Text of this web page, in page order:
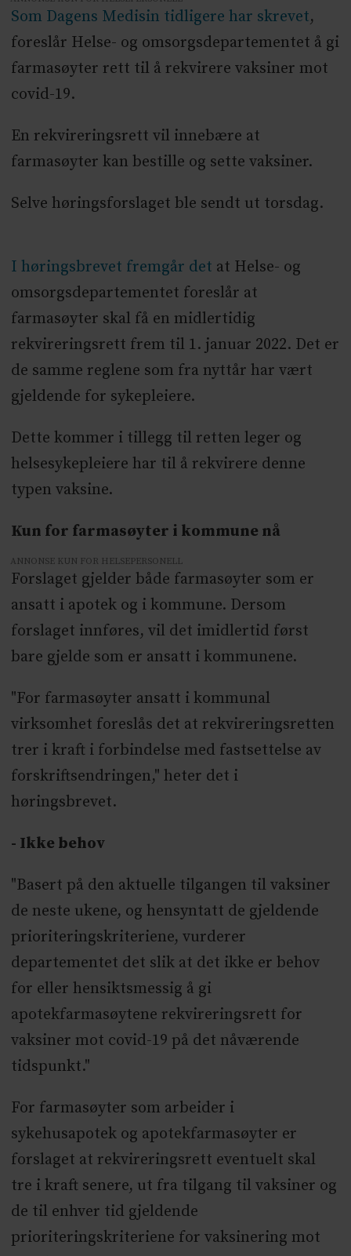
Som Dagens Medisin tidligere har skrevet,
foreslår Helse- og omsorgsdepartementet å gi
farmasøyter rett til å rekvirere vaksiner mot
covid-19.
En rekvireringsrett vil innebære at
farmasøyter kan bestille og sette vaksiner.
Selve høringsforslaget ble sendt ut torsdag.
I høringsbrevet fremgår det at Helse- og
omsorgsdepartementet foreslår at
farmasøyter skal få en midlertidig
rekvireringsrett frem til 1. januar 2022. Det er
de samme reglene som fra nyttår har vært
gjeldende for sykepleiere.
Dette kommer i tillegg til retten leger og
helsesykepleiere har til å rekvirere denne
typen vaksine.
Kun for farmasøyter i kommune nå
ANNONSE KUN FOR HELSEPERSONELL
Forslaget gjelder både farmasøyter som er
ansatt i apotek og i kommune. Dersom
forslaget innføres, vil det imidlertid først
bare gjelde som er ansatt i kommunene.
"For farmasøyter ansatt i kommunal
virksomhet foreslås det at rekvireringsretten
trer i kraft i forbindelse med fastsettelse av
forskriftsendringen," heter det i
høringsbrevet.
- Ikke behov
"Basert på den aktuelle tilgangen til vaksiner
de neste ukene, og hensyntatt de gjeldende
prioriteringskriteriene, vurderer
departementet det slik at det ikke er behov
for eller hensiktsmessig å gi
apotekfarmasøytene rekvireringsrett for
vaksiner mot covid-19 på det nåværende
tidspunkt."
For farmasøyter som arbeider i
sykehusapotek og apotekfarmasøyter er
forslaget at rekvireringsrett eventuelt skal
tre i kraft senere, ut fra tilgang til vaksiner og
de til enhver tid gjeldende
prioriteringskriteriene for vaksinering mot